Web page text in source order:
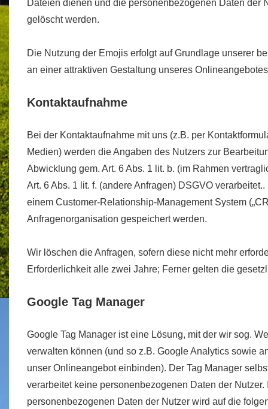
Dateien dienen und die personenbezogenen Daten der
gelöscht werden.
Die Nutzung der Emojis erfolgt auf Grundlage unserer
an einer attraktiven Gestaltung unseres
Kontaktaufnahme
Bei der Kontaktaufnahme mit uns (z.B. per
Medien) werden die Angaben des Nutzers zur
Abwicklung gem. Art. 6 Abs. 1 lit. b. (im Rahmen
Art. 6 Abs. 1 lit. f. (andere Anfragen) DSGVO
einem Customer-Relationship-Management System
Anfragenorganisation gespeichert werden.
Wir löschen die Anfragen, sofern diese nicht mehr
Erforderlichkeit alle zwei Jahre; Ferner gelten die
Google Tag Manager
Google Tag Manager ist eine Lösung, mit der wir sog.
verwalten können (und so z.B. Google Analytics sowie
unser Onlineangebot einbinden). Der Tag Manager
verarbeitet keine personenbezogenen Daten der
personenbezogenen Daten der Nutzer wird auf die